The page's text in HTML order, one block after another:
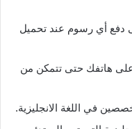
دفع أي رسوم عند تحميل
على هاتفك حتى تتمكن من
في اللغة الانجليزية.